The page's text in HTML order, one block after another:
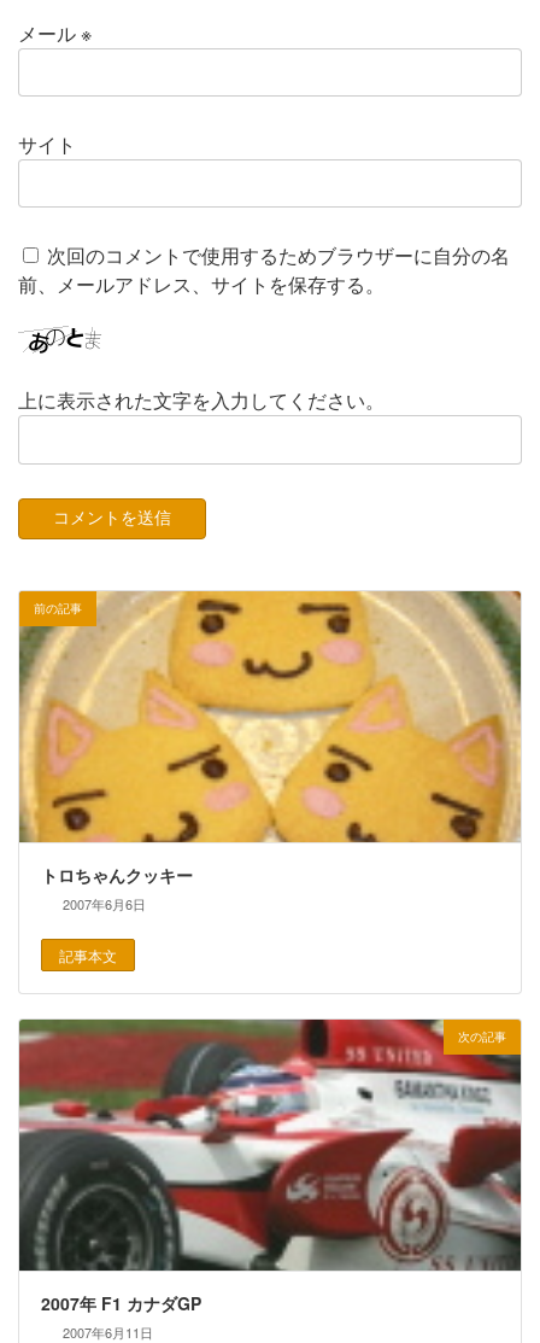
メール※
サイト
次回のコメントで使用するためブラウザーに自分の名
前、メールアドレス、サイトを保存する。
上に表示された文字を入力してください。
前の記事
トロちゃんクッキー
2007年6月6日
記事本文
次の記事
2007年 F1 カナダGP
2007年6月11日